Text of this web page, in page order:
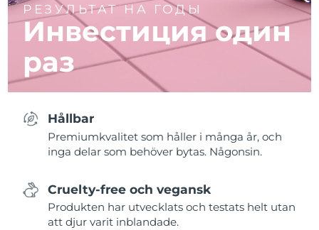
РЕЗУЛЬТАТ НА ГОДЫ
Инвестиция один
раз
Hållbar
Premiumkvalitet som håller i många år, och
inga delar som behöver bytas. Någonsin.
Cruelty-free och vegansk
Produkten har utvecklats och testats helt utan
att djur varit inblandade.